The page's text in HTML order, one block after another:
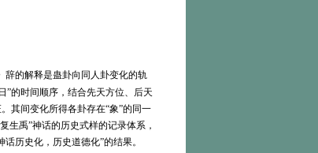
的解释是蛊卦向同人卦变化的轨
的时间顺序，结合先天方位、后天
其间变化所得各卦存在“象”的同一
生禹”神话的历史式样的记录体系，
历史化，历史道德化”的结果。